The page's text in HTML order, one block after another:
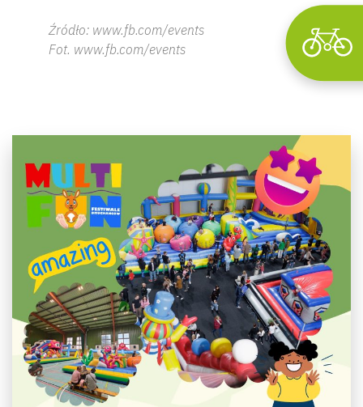
Źródło: www.fb.com/events
Fot. www.fb.com/events